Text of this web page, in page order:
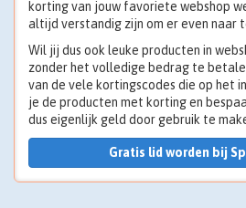
korting van jouw favoriete webshop
altijd verstandig zijn om er even naar
Wil jij dus ook leuke producten in
zonder het volledige bedrag te
van de vele kortingscodes die op het
je de producten met korting en
dus eigenlijk geld door gebruik te
Gratis lid worden bij